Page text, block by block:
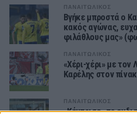
ΠΑΝΑΙΤΩΛΙΚΟΣ
Βγήκε μπροστά ο
κακός αγώνας,
φιλάθλους μας»
ΠΑΝΑΙΤΩΛΙΚΟΣ
«Χέρι-χέρι» με τον
Καρέλης στον
ΠΑΝΑΙΤΩΛΙΚΟΣ
«Κέντρισε» το